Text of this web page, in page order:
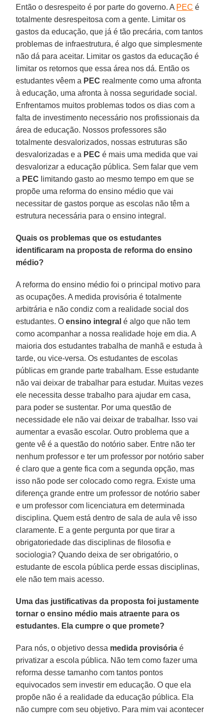
Então o desrespeito é por parte do governo. A PEC é
totalmente desrespeitosa com a gente. Limitar os
gastos da educação, que já é tão precária, com tantos
problemas de infraestrutura, é algo que simplesmente
não dá para aceitar. Limitar os gastos da educação é
limitar os retornos que essa área nos dá. Então os
estudantes vêem a PEC realmente como uma afronta
à educação, uma afronta à nossa seguridade social.
Enfrentamos muitos problemas todos os dias com a
falta de investimento necessário nos profissionais da
área de educação. Nossos professores são
totalmente desvalorizados, nossas estruturas são
desvalorizadas e a PEC é mais uma medida que vai
desvalorizar a educação pública. Sem falar que vem
a PEC limitando gasto ao mesmo tempo em que se
propõe uma reforma do ensino médio que vai
necessitar de gastos porque as escolas não têm a
estrutura necessária para o ensino integral.
Quais os problemas que os estudantes
identificaram na proposta de reforma do ensino
médio?
A reforma do ensino médio foi o principal motivo para
as ocupações. A medida provisória é totalmente
arbitrária e não condiz com a realidade social dos
estudantes. Oensino integral é algo que não tem
como acompanhar a nossa realidade hoje em dia. A
maioria dos estudantes trabalha de manhã e estuda à
tarde, ou vice-versa. Os estudantes de escolas
públicas em grande parte trabalham. Esse estudante
não vai deixar de trabalhar para estudar. Muitas vezes
ele necessita desse trabalho para ajudar em casa,
para poder se sustentar. Por uma questão de
necessidade ele não vai deixar de trabalhar. Isso vai
aumentar a evasão escolar. Outro problema que a
gente vê é a questão do notório saber. Entre não ter
nenhum professor e ter um professor por notório saber
é claro que a gente fica com a segunda opção, mas
isso não pode ser colocado como regra. Existe uma
diferença grande entre um professor de notório saber
e um professor com licenciatura em determinada
disciplina. Quem está dentro de sala de aula vê isso
claramente. E a gente pergunta por que tirar a
obrigatoriedade das disciplinas de filosofia e
sociologia? Quando deixa de ser obrigatório, o
estudante de escola pública perde essas disciplinas,
ele não tem mais acesso.
Uma das justificativas da proposta foi justamente
tornar o ensino médio mais atraente para os
estudantes. Ela cumpre o que promete?
Para nós, o objetivo dessa medida provisória é
privatizar a escola pública. Não tem como fazer uma
reforma desse tamanho com tantos pontos
equivocados sem investir em educação. O que ela
propõe não é a realidade da educação pública. Ela
não cumpre com seu objetivo. Para mim vai acontecer